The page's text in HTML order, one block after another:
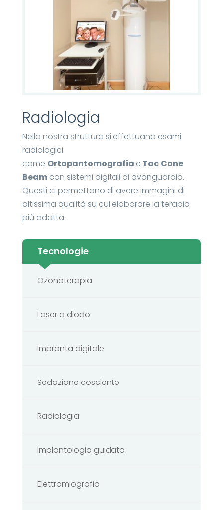
Radiologia
Nella nostra struttura si effettuano esami
radiologici
come Ortopantomografia e Tac Cone
Beamcon sistemi digitali di avanguardia.
Questi ci permettono di avere immagini di
altissima qualità su cui elaborare la terapia
più adatta.
Tecnologie
Ozonoterapia
Laser a diodo
Impronta digitale
Sedazione cosciente
Radiologia
Implantologia guidata
Elettromiografia